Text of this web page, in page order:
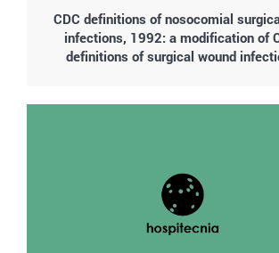
CDC definitions of nosocomial
infections, 1992: a modification of
definitions of surgical wound